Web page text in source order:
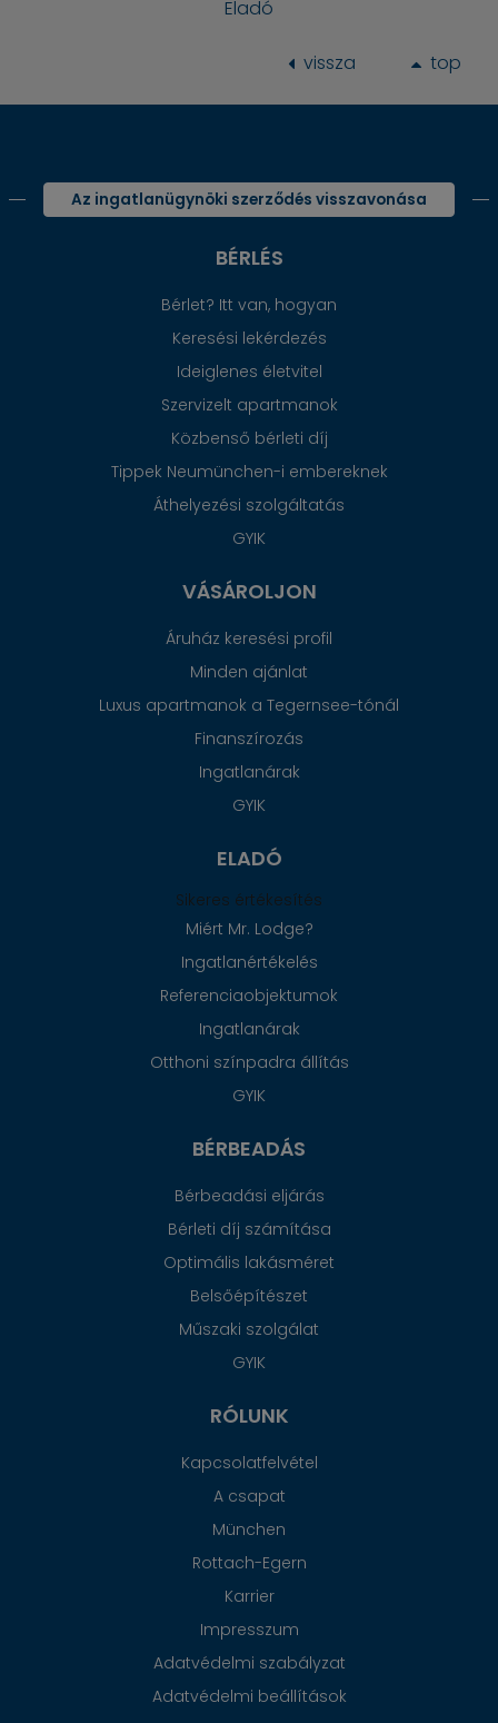
Eladó
vissza top
Az ingatlanügynöki szerződés visszavonása
BÉRLÉS
Bérlet? Itt van, hogyan
Keresési lekérdezés
Ideiglenes életvitel
Szervizelt apartmanok
Közbenső bérleti díj
Tippek Neumünchen-i embereknek
Áthelyezési szolgáltatás
GYIK
VÁSÁROLJON
Áruház keresési profil
Minden ajánlat
Luxus apartmanok a Tegernsee-tónál
Finanszírozás
Ingatlanárak
GYIK
ELADÓ
Sikeres értékesítés
Miért Mr. Lodge?
Ingatlanértékelés
Referenciaobjektumok
Ingatlanárak
Otthoni színpadra állítás
GYIK
BÉRBEADÁS
Bérbeadási eljárás
Bérleti díj számítása
Optimális lakásméret
Belsőépítészet
Műszaki szolgálat
GYIK
RÓLUNK
Kapcsolatfelvétel
A csapat
München
Rottach-Egern
Karrier
Impresszum
Adatvédelmi szabályzat
Adatvédelmi beállítások